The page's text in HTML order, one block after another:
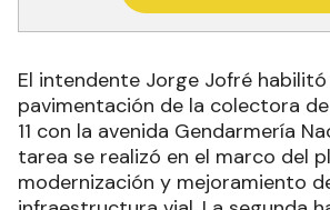
El intendente Jorge Jofré
pavimentación de la colectora
11 con la avenida Gendarmería
tarea se realizó en el marco del
modernización y mejoramiento